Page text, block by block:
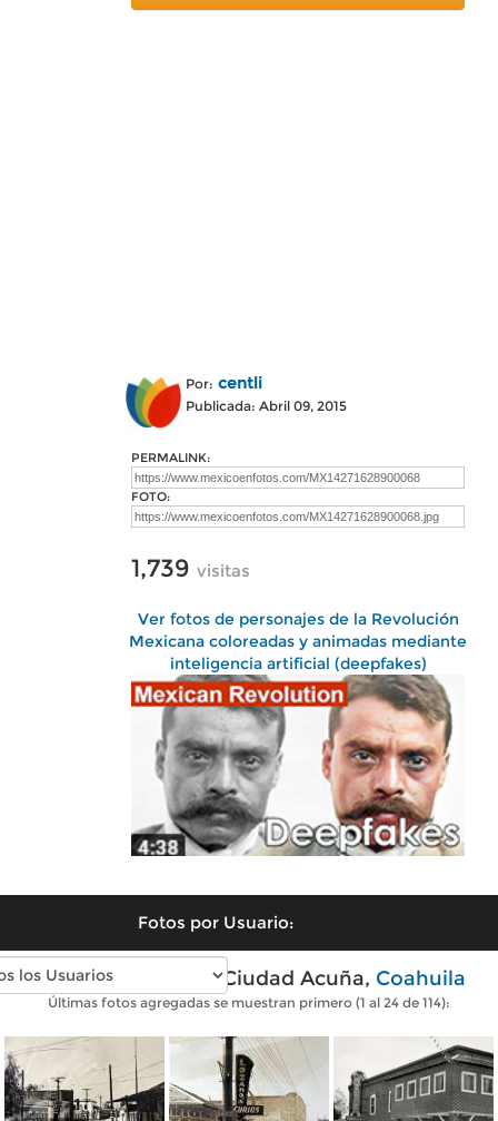
Por: centli
Publicada: Abril 09, 2015
PERMALINK:
FOTO:
1,739 visitas
Ver fotos de personajes de la Revolución
Mexicana coloreadas y animadas mediante
inteligencia artificial (deepfakes)
Fotos por Usuario:
Fotos antiguas de Ciudad Acuña, Coahuila
Últimas fotos agregadas se muestran primero (1 al 24 de 114):